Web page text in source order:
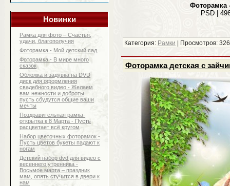
Новинки
Рамка для фото – Счастья,
удачи, благополучия
Фоторамка - Мой детский сад
Фоторамка - В мире много
сказок
Обложка и задувка на DVD
диск для оформления
свадебного видео - Желаем
вам нежности и доброты,
пусть сбудутся общие ваши
мечты
Поздравительная рамка-
открытка к 8 Марта - Пусть
расцветает всё кругом
Набор цветочных фоторамок -
Пусть цветов букеты падают к
ногам
Детский набор dvd для видео с
весеннего утренника -
Восьмое марта – праздник
мам, опять стучится в двери к
нам
Фоторамка
PSD |
Категория: Рамки | Просмотров:
Фоторамка детская с